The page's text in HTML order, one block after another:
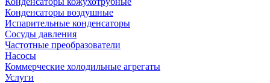
Конденсаторы воздушные
Испарительные конденсаторы
Сосуды давления
Частотные преобразователи
Насосы
Коммерческие холодильные агрегаты
Услуги